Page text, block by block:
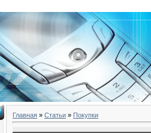
Главная » Статьи » Покупки